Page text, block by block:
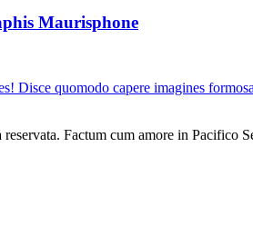
Maurisphone
Disce quomodo capere imagines
Factum cum amore in Pacifico